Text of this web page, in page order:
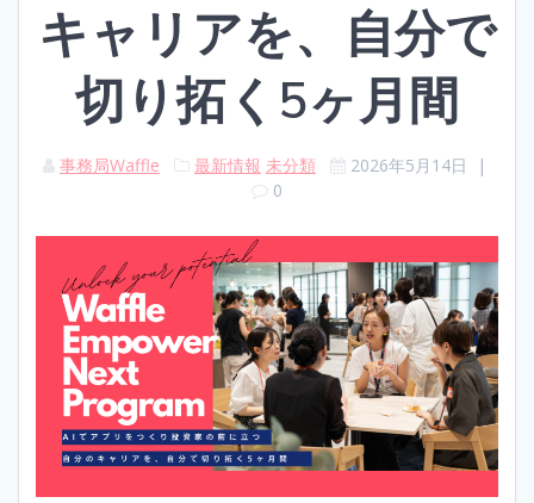
キャリアを、自分で
切り拓く5ヶ月間
事務局Waffle 最新情報 未分類 2026年5月14日
|
0